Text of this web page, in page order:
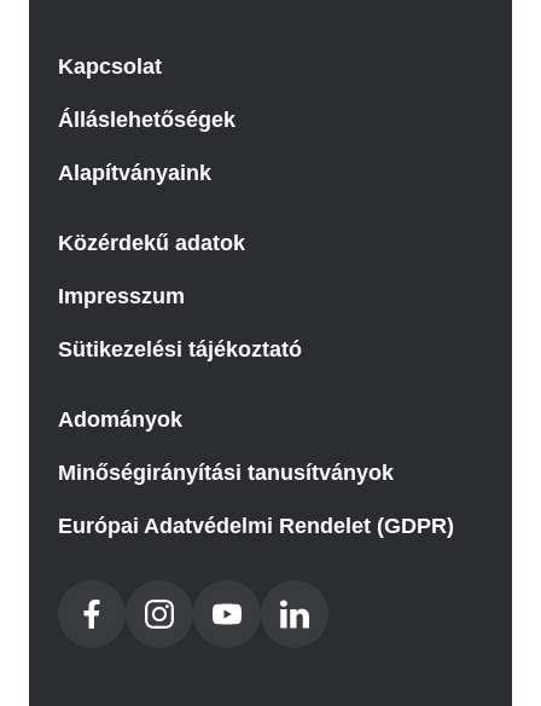
Kapcsolat
Álláslehetőségek
Alapítványaink
Közérdekű adatok
Impresszum
Sütikezelési tájékoztató
Adományok
Minőségirányítási tanusítványok
Európai Adatvédelmi Rendelet (GDPR)